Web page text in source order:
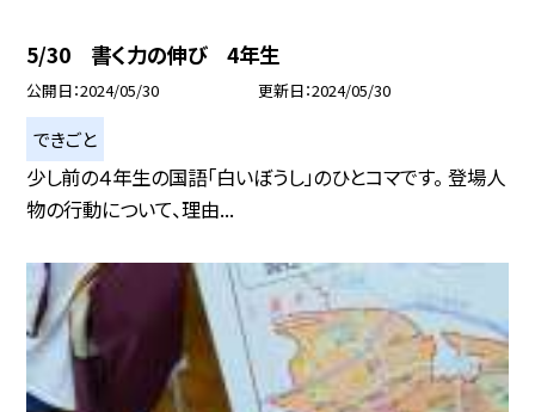
5/30 書く力の伸び 4年生
公開日 2024/05/30 更新日 2024/05/30
できごと
少し前の４年生の国語「白いぼうし」のひとコマです。 登場人
物の行動について、理由...